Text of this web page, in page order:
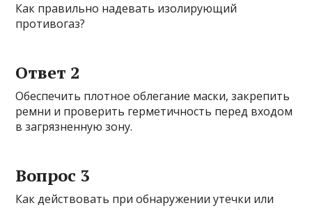
Как правильно надевать изолирующий
противогаз?
Ответ 2
Обеспечить плотное облегание маски, закрепить
ремни и проверить герметичность перед входом
в загрязненную зону.
Вопрос 3
Как действовать при обнаружении утечки или